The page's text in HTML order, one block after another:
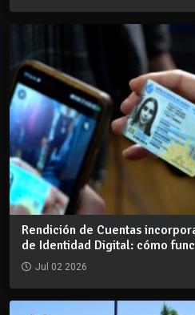
Rendición de Cuentas
de Identidad Digital: cómo
Jul 02 2026